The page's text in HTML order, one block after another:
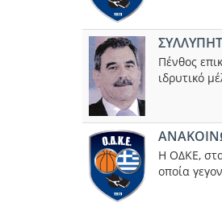
Πένθος
ιδρυτικό
Η ΟΔΚΕ,
οποία